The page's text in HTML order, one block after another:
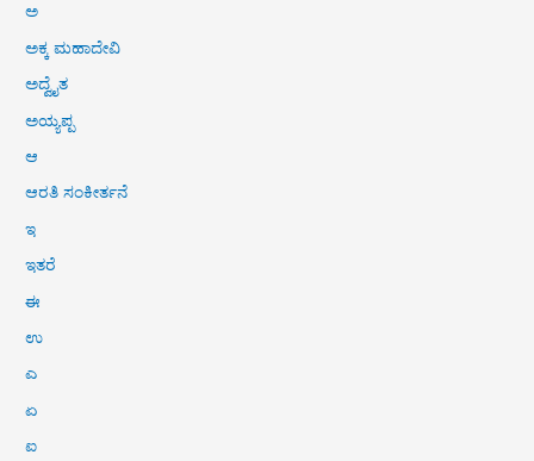
ಅ
ಅಕ್ಕ ಮಹಾದೇವಿ
ಅದ್ವೈತ
ಅಯ್ಯಪ್ಪ
ಆ
ಆರತಿ ಸಂಕೀರ್ತನೆ
ಇ
ಇತರೆ
ಈ
ಉ
ಎ
ಏ
ಐ